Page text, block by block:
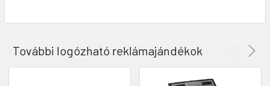
További logózható reklámajándékok